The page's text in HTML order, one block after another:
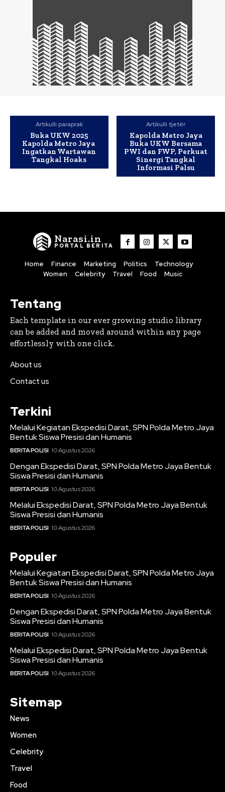
Artikulli paraprak
Buka UKW 2025
Kapolda Metro Jaya
Ingatkan Wartawan
Tangkal Hoaks
Artikulli tjetër
Kapolda Metro Jaya
Buka UKW Bersama
PWI dan FWP, Perkuat
Sinergi Tangkal
Informasi Palsu
Narasi.in
PORTAL BERITA
Home Finance Marketing Politics
Technology
Women
Celebrity Travel Food Music
Tentang
Each template in our ever growing studio library
can be added and moved around within any page
effortlessly with one click.
About us
Contact us
Terkini
Melalui Kegiatan Ekspedisi Darat, SPN Polda Metro Jaya
Bentuk Siswa Presisi dan Humanis
BERITA POLISI 10 Agustus 2026
Dengan Ekspedisi Darat, SPN Polda Metro Jaya Bentuk
Siswa Presisi dan Humanis
BERITA POLISI 10 Agustus 2026
Melalui Ekspedisi Darat, SPN Polda Metro Jaya Bentuk
Siswa Presisi dan Humanis
BERITA POLISI 10 Agustus 2026
Populer
Melalui Kegiatan Ekspedisi Darat, SPN Polda Metro Jaya
Bentuk Siswa Presisi dan Humanis
BERITA POLISI 10 Agustus 2026
Dengan Ekspedisi Darat, SPN Polda Metro Jaya Bentuk
Siswa Presisi dan Humanis
BERITA POLISI 10 Agustus 2026
Melalui Ekspedisi Darat, SPN Polda Metro Jaya Bentuk
Siswa Presisi dan Humanis
BERITA POLISI 10 Agustus 2026
Sitemap
News
Women
Celebrity
Travel
Food